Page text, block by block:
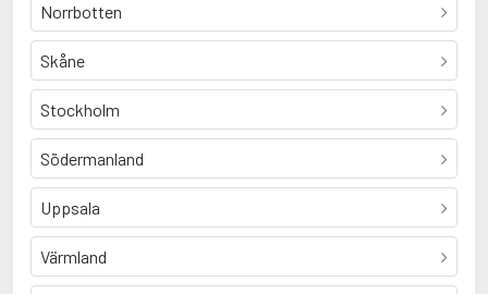
Norrbotten
Skåne
Stockholm
Södermanland
Uppsala
Värmland